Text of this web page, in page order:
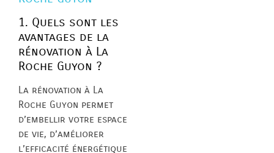
1. Quels sont les
avantages de la
rénovation à La
Roche Guyon ?
La rénovation à La
Roche Guyon permet
d’embellir votre espace
de vie, d’améliorer
l’efficacité énergétique